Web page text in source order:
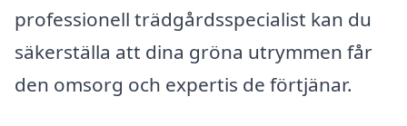
professionell trädgårdsspecialist kan du
säkerställa att dina gröna utrymmen får
den omsorg och expertis de förtjänar.